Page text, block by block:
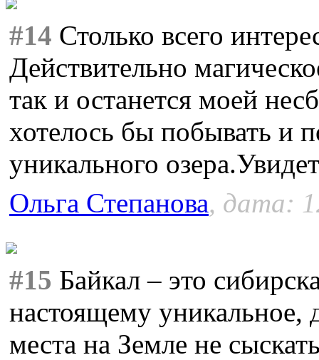
#14 Столько всего
Действительно
так и останется моей
хотелось бы побывать и
уникального
Ольга Степанова, дата:
#15 Байкал – это
настоящему уникальное,
места на Земле не